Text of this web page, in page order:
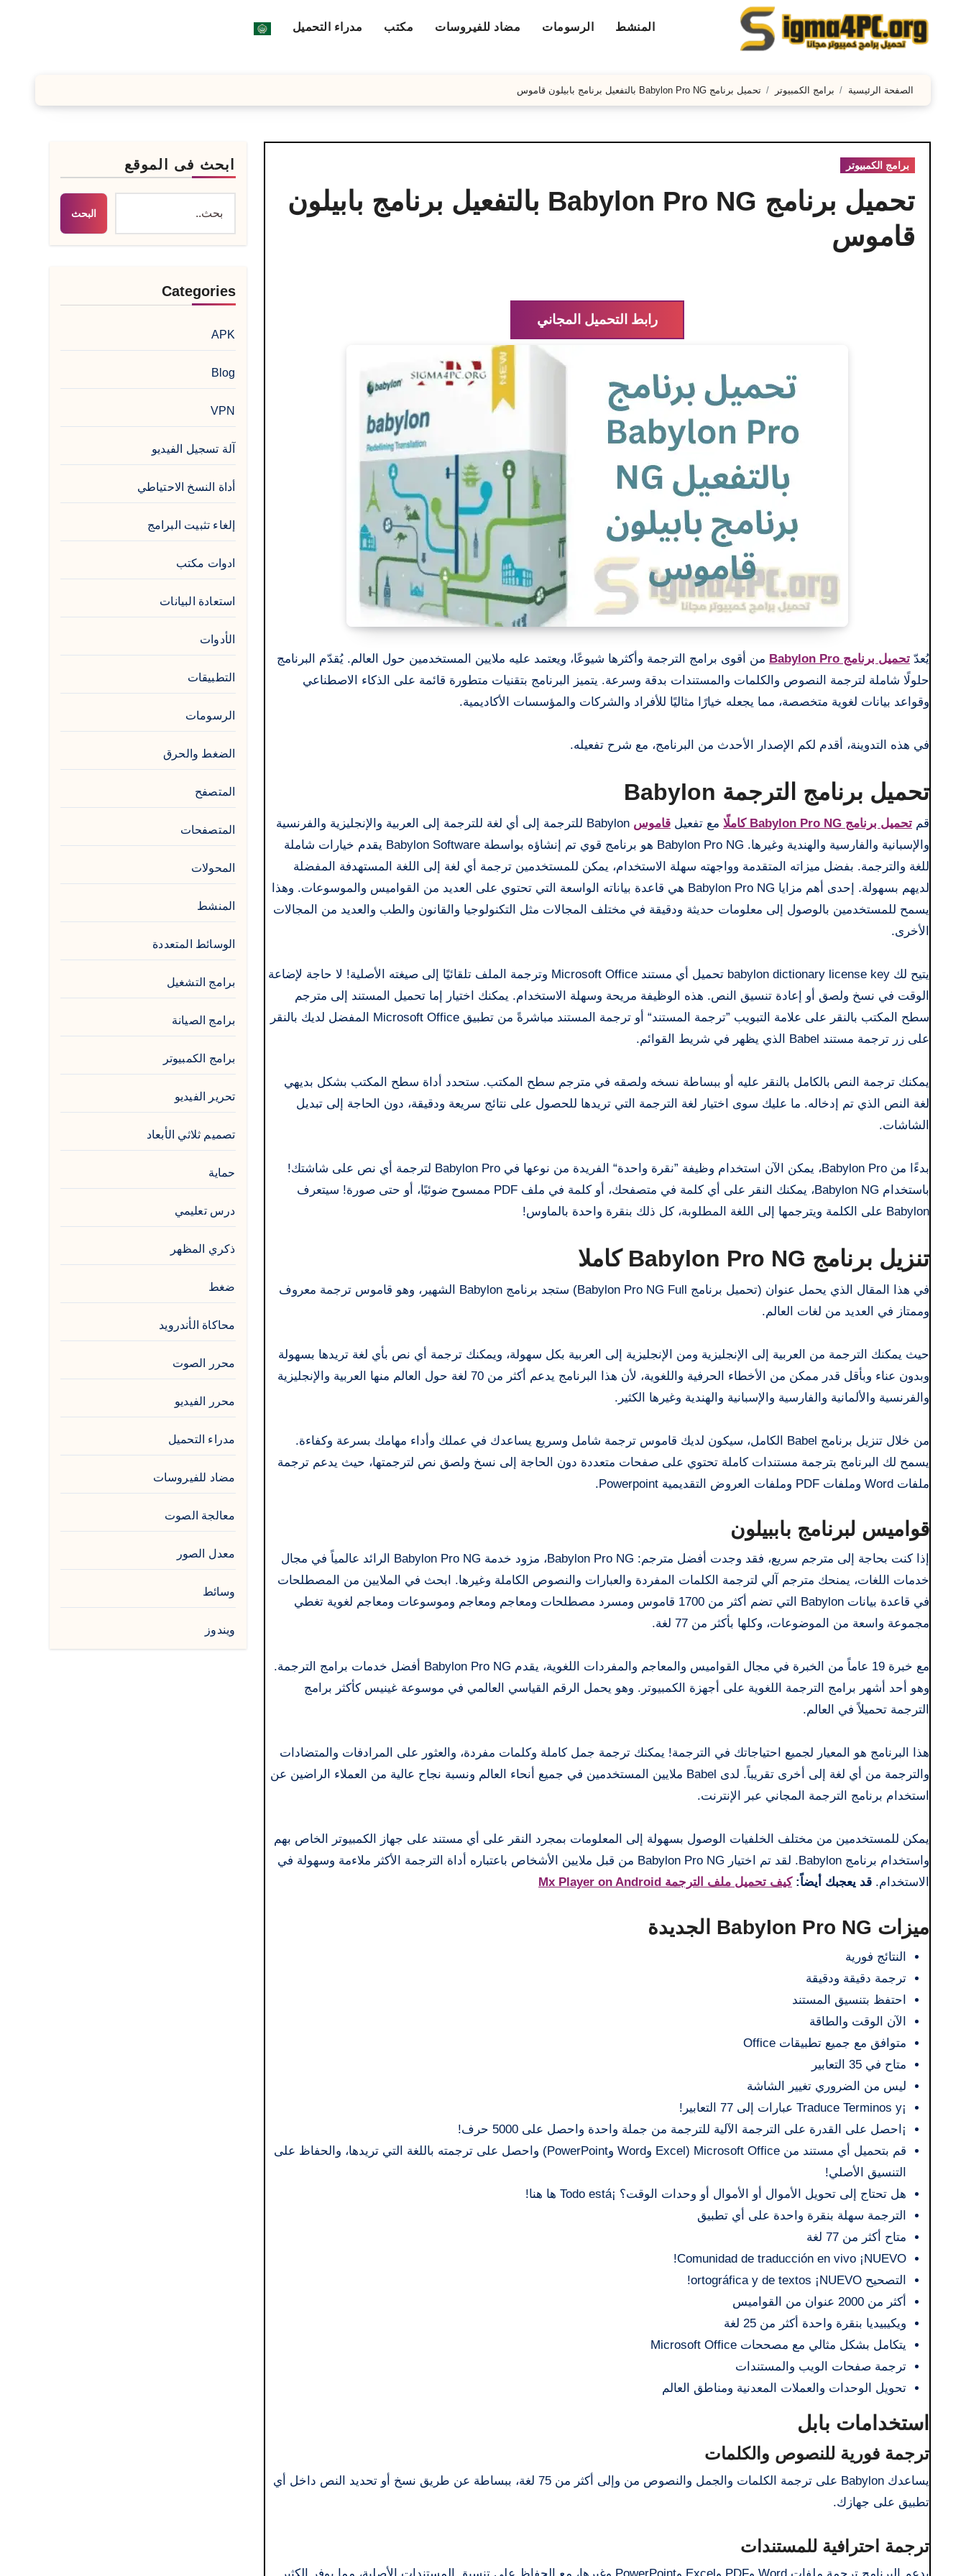
المنشط الرسومات مضاد للفيروسات مكتب مدراء التحميل
الصفحة الرئيسية برامج الكمبيوتر تحميل برنامج Babylon Pro NG بالتفعيل برنامج بابيلون قاموس
برامج الكمبيوتر
تحميل برنامج Babylon Pro NG بالتفعيل برنامج بابيلون
قاموس
رابط التحميل المجاني
يُعدّ تحميل برنامج Babylon Pro
من أقوى برامج الترجمة وأكثرها شيوعًا، ويعتمد عليه ملايين المستخدمين حول العالم. يُقدّم البرنامج
حلولًا شاملة لترجمة النصوص والكلمات والمستندات بدقة وسرعة. يتميز البرنامج بتقنيات متطورة قائمة على الذكاء الاصطناعي
وقواعد بيانات لغوية متخصصة، مما يجعله خيارًا مثاليًا للأفراد والشركات والمؤسسات الأكاديمية.
في هذه التدوينة، أقدم لكم الإصدار الأحدث من البرنامج، مع شرح تفعيله.
تحميل برنامج الترجمة Babylon
قم تحميل برنامج Babylon Pro NG كاملًا مع تفعيل قاموس
Babylon للترجمة إلى أي لغة للترجمة إلى العربية والإنجليزية والفرنسية
والإسبانية والفارسية والهندية وغيرها. Babylon Pro NG هو برنامج قوي تم إنشاؤه بواسطة Babylon Software يقدم خيارات شاملة
للغة والترجمة. بفضل ميزاته المتقدمة وواجهته سهلة الاستخدام، يمكن للمستخدمين ترجمة أي لغة إلى اللغة المستهدفة المفضلة
لديهم بسهولة. إحدى أهم مزايا Babylon Pro NG هي قاعدة بياناته الواسعة التي تحتوي على العديد من القواميس والموسوعات. وهذا
يسمح للمستخدمين بالوصول إلى معلومات حديثة ودقيقة في مختلف المجالات مثل التكنولوجيا والقانون والطب والعديد من المجالات
الأخرى.
يتيح لك babylon dictionary license key تحميل أي مستند Microsoft Office وترجمة الملف تلقائيًا إلى صيغته الأصلية! لا حاجة لإضاعة
الوقت في نسخ ولصق أو إعادة تنسيق النص. هذه الوظيفة مريحة وسهلة الاستخدام. يمكنك اختيار إما تحميل المستند إلى مترجم
سطح المكتب بالنقر على علامة التبويب ”ترجمة المستند“ أو ترجمة المستند مباشرةً من تطبيق Microsoft Office المفضل لديك بالنقر
على زر ترجمة مستند Babel الذي يظهر في شريط القوائم.
يمكنك ترجمة النص بالكامل بالنقر عليه أو ببساطة نسخه ولصقه في مترجم سطح المكتب. ستحدد أداة سطح المكتب بشكل بديهي
لغة النص الذي تم إدخاله. ما عليك سوى اختيار لغة الترجمة التي تريدها للحصول على نتائج سريعة ودقيقة، دون الحاجة إلى تبديل
الشاشات.
بدءًا من Babylon Pro، يمكن الآن استخدام وظيفة ”نقرة واحدة“ الفريدة من نوعها في Babylon Pro لترجمة أي نص على شاشتك!
باستخدام Babylon NG، يمكنك النقر على أي كلمة في متصفحك، أو كلمة في ملف PDF ممسوح ضوئيًا، أو حتى صورة! سيتعرف
Babylon على الكلمة ويترجمها إلى اللغة المطلوبة، كل ذلك بنقرة واحدة بالماوس!
تنزيل برنامج Babylon Pro NG كاملا
في هذا المقال الذي يحمل عنوان (تحميل برنامج Babylon Pro NG Full) ستجد برنامج Babylon الشهير، وهو قاموس ترجمة معروف
وممتاز في العديد من لغات العالم.
حيث يمكنك الترجمة من العربية إلى الإنجليزية ومن الإنجليزية إلى العربية بكل سهولة، ويمكنك ترجمة أي نص بأي لغة تريدها بسهولة
وبدون عناء وبأقل قدر ممكن من الأخطاء الحرفية واللغوية، لأن هذا البرنامج يدعم أكثر من 70 لغة حول العالم منها العربية والإنجليزية
والفرنسية والألمانية والفارسية والإسبانية والهندية وغيرها الكثير.
من خلال تنزيل برنامج Babel الكامل، سيكون لديك قاموس ترجمة شامل وسريع يساعدك في عملك وأداء مهامك بسرعة وكفاءة.
يسمح لك البرنامج بترجمة مستندات كاملة تحتوي على صفحات متعددة دون الحاجة إلى نسخ ولصق نص لترجمتها، حيث يدعم ترجمة
ملفات Word وملفات PDF وملفات العروض التقديمية Powerpoint.
قواميس لبرنامج باببيلون
إذا كنت بحاجة إلى مترجم سريع، فقد وجدت أفضل مترجم: Babylon Pro NG، مزود خدمة Babylon Pro NG الرائد عالمياً في مجال
خدمات اللغات، يمنحك مترجم آلي لترجمة الكلمات المفردة والعبارات والنصوص الكاملة وغيرها. ابحث في الملايين من المصطلحات
في قاعدة بيانات Babylon التي تضم أكثر من 1700 قاموس ومسرد مصطلحات ومعاجم ومعاجم وموسوعات ومعاجم لغوية تغطي
مجموعة واسعة من الموضوعات، وكلها بأكثر من 77 لغة.
مع خبرة 19 عاماً من الخبرة في مجال القواميس والمعاجم والمفردات اللغوية، يقدم Babylon Pro NG أفضل خدمات برامج الترجمة.
وهو أحد أشهر برامج الترجمة اللغوية على أجهزة الكمبيوتر. وهو يحمل الرقم القياسي العالمي في موسوعة غينيس كأكثر برامج
الترجمة تحميلاً في العالم.
هذا البرنامج هو المعيار لجميع احتياجاتك في الترجمة! يمكنك ترجمة جمل كاملة وكلمات مفردة، والعثور على المرادفات والمتضادات
والترجمة من أي لغة إلى أخرى تقريباً. لدى Babel ملايين المستخدمين في جميع أنحاء العالم ونسبة نجاح عالية من العملاء الراضين عن
استخدام برنامج الترجمة المجاني عبر الإنترنت.
يمكن للمستخدمين من مختلف الخلفيات الوصول بسهولة إلى المعلومات بمجرد النقر على أي مستند على جهاز الكمبيوتر الخاص بهم
واستخدام برنامج Babylon. لقد تم اختيار Babylon Pro NG من قبل ملايين الأشخاص باعتباره أداة الترجمة الأكثر ملاءمة وسهولة في
الاستخدام. قد يعجبك أيضاً:كيف تحميل ملف الترجمة Mx Player on Android
ميزات Babylon Pro NG الجديدة
النتائج فورية
ترجمة دقيقة ودقيقة
احتفظ بتنسيق المستند
الآن الوقت والطاقة
متوافق مع جميع تطبيقات Office
متاح في 35 التعابير
ليس من الضروري تغيير الشاشة
¡Traduce Terminos y عبارات إلى 77 التعابير!
¡احصل على القدرة على الترجمة الآلية للترجمة من جملة واحدة واحصل على 5000 حرف!
قم بتحميل أي مستند من Microsoft Office (Excel وWord وPowerPoint) واحصل على ترجمته باللغة التي تريدها، والحفاظ على
التنسيق الأصلي!
هل تحتاج إلى تحويل الأموال أو الأموال أو وحدات الوقت؟ ¡Todo está ها هنا!
الترجمة سهلة بنقرة واحدة على أي تطبيق
متاح أكثر من 77 لغة
Comunidad de traducción en vivo ¡NUEVO!
التصحيح ortográfica y de textos ¡NUEVO!
أكثر من 2000 عنوان من القواميس
ويكيبيديا بنقرة واحدة أكثر من 25 لغة
يتكامل بشكل مثالي مع مصححات Microsoft Office
ترجمة صفحات الويب والمستندات
تحويل الوحدات والعملات المعدنية ومناطق العالم
استخدامات بابل
ترجمة فورية للنصوص والكلمات
يساعدك Babylon على ترجمة الكلمات والجمل والنصوص من وإلى أكثر من 75 لغة، ببساطة عن طريق نسخ أو تحديد النص داخل أي
تطبيق على جهازك.
ترجمة احترافية للمستندات
ابحث فى الموقع
البحث
Categories
APK
Blog
VPN
آلة تسجيل الفيديو
أداة النسخ الاحتياطي
إلغاء تثبيت البرامج
ادوات مكتب
استعادة البيانات
الأدوات
التطبيقات
الرسومات
الضغط والحرق
المتصفح
المتصفحات
المحولات
المنشط
الوسائط المتعددة
برامج التشغيل
برامج الصيانة
برامج الكمبيوتر
تحرير الفيديو
تصميم ثلاثي الأبعاد
حماية
درس تعليمي
ذكري المظهر
ضغط
محاكاة الأندرويد
محرر الصوت
محرر الفيديو
مدراء التحميل
مضاد للفيروسات
معالجة الصوت
معدل الصور
وسائط
ويندوز